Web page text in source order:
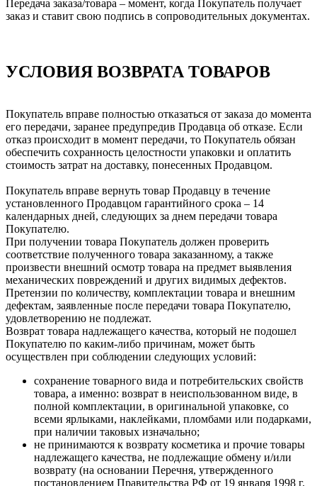
Передача заказа/товара – момент, когда Покупатель получает
заказ и ставит свою подпись в сопроводительных документах.
УСЛОВИЯ ВОЗВРАТА ТОВАРОВ
Покупатель вправе полностью отказаться от заказа до момента
его передачи, заранее предупредив Продавца об отказе. Если
отказ происходит в момент передачи, то Покупатель обязан
обеспечить сохранность целостности упаковки и оплатить
стоимость затрат на доставку, понесенных Продавцом.
Покупатель вправе вернуть товар Продавцу в течение
установленного Продавцом гарантийного срока – 14
календарных дней, следующих за днем передачи товара
Покупателю.
При получении товара Покупатель должен проверить
соответствие полученного товара заказанному, а также
произвести внешний осмотр товара на предмет выявления
механических повреждений и других видимых дефектов.
Претензии по количеству, комплектации товара и внешним
дефектам, заявленные после передачи товара Покупателю,
удовлетворению не подлежат.
Возврат товара надлежащего качества, который не подошел
Покупателю по каким-либо причинам, может быть
осуществлен при соблюдении следующих условий:
сохранение товарного вида и потребительских свойств
товара, а именно: возврат в неиспользованном виде, в
полной комплектации, в оригинальной упаковке, со
всеми ярлыками, наклейками, пломбами или подарками,
при наличии таковых изначально;
не принимаются к возврату косметика и прочие товары
надлежащего качества, не подлежащие обмену и/или
возврату (на основании Перечня, утвержденного
постановлением Правительства РФ от 19 января 1998 г.